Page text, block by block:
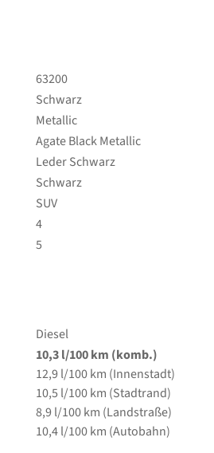
63200
Schwarz
Metallic
Agate Black Metallic
Leder Schwarz
Schwarz
SUV
4
5
Diesel
10,3l/100 km (komb.)
12,9l/100 km (Innenstadt)
10,5 l/100 km (Stadtrand)
8,9l/100 km (Landstraße)
10,4l/100 km (Autobahn)